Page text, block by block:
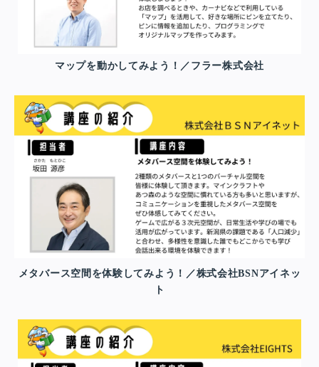
マップを動かしてみよう！／フラー株式会社
メタバース空間を体験してみよう！／株式会社BSNアイネッ
ト